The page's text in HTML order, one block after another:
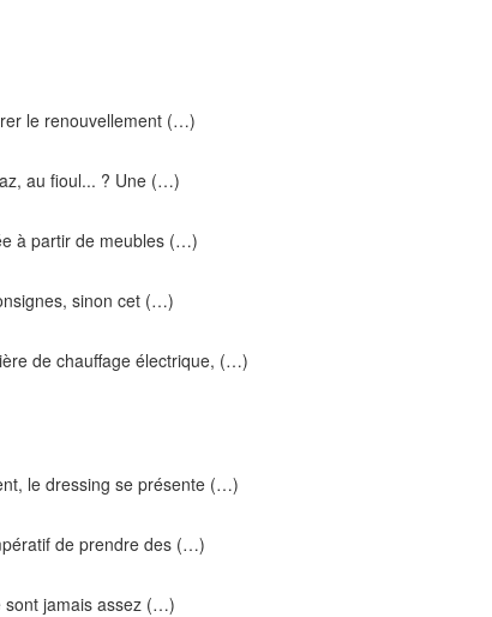
le renouvellement (…)
au fioul... ? Une (…)
à partir de meubles (…)
sinon cet (…)
de chauffage électrique, (…)
le dressing se présente (…)
de prendre des (…)
sont jamais assez (…)